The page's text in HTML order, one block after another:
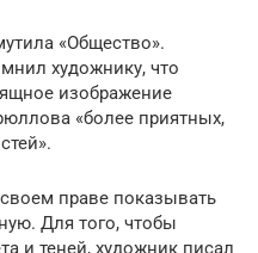
«Общество».
художнику, что
изображение
«более приятных,
праве показывать
Для того, чтобы
и теней, художник писал